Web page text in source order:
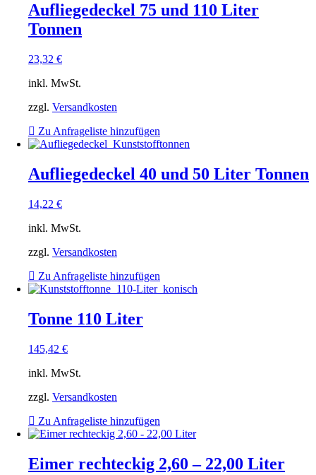
Aufliegedeckel 75 und 110 Liter
Tonnen
23,32 €
inkl. MwSt.
zzgl. Versandkosten
Zu Anfrageliste hinzufügen
Aufliegedeckel 40 und 50 Liter Tonnen
14,22 €
inkl. MwSt.
zzgl. Versandkosten
Zu Anfrageliste hinzufügen
Tonne 110 Liter
145,42 €
inkl. MwSt.
zzgl. Versandkosten
Zu Anfrageliste hinzufügen
Eimer rechteckig 2,60 – 22,00 Liter